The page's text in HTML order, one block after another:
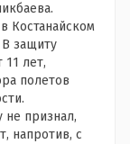
Костанайском
В защиту
11 лет,
полетов
признал,
напротив, с